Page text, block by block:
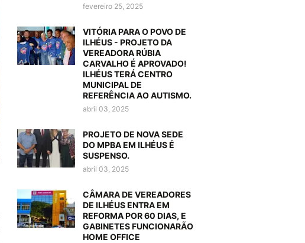
fevereiro 25, 2025
VITÓRIA PARA O POVO DE
ILHÉUS - PROJETO DA
VEREADORA RÚBIA
CARVALHO É APROVADO!
ILHÉUS TERÁ CENTRO
MUNICIPAL DE
REFERÊNCIA AO AUTISMO.
abril 03, 2025
PROJETO DE NOVA SEDE
DO MPBA EM ILHÉUS É
SUSPENSO.
abril 03, 2025
CÂMARA DE VEREADORES
DE ILHÉUS ENTRA EM
REFORMA POR 60 DIAS, E
GABINETES FUNCIONARÃO
HOME OFFICE